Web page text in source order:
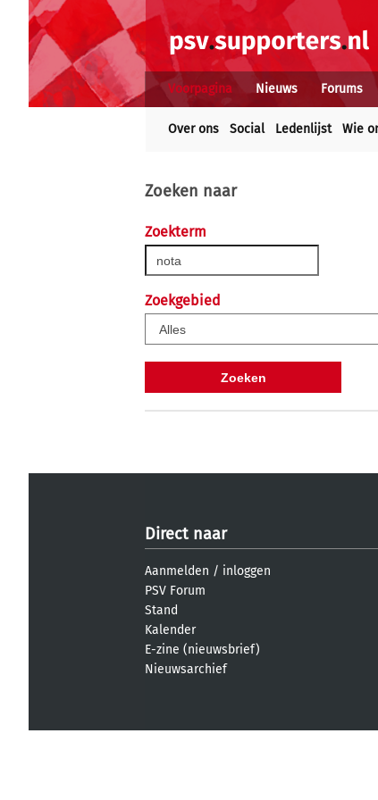
Voorpagina Nieuws Forums
Over ons Social Ledenlijst Wie
Zoeken naar
Zoekterm
Zoekgebied
Direct naar
Aanmelden / inloggen
PSV Forum
Stand
Kalender
E-zine (nieuwsbrief)
Nieuwsarchief